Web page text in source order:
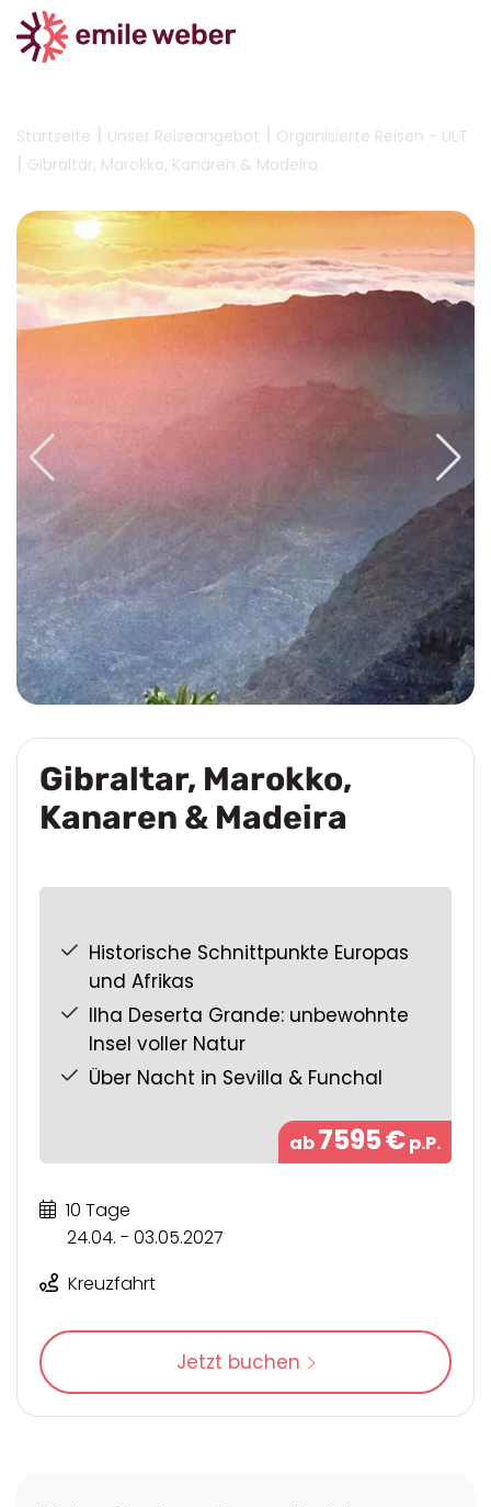
Startseite | Unser Reiseangebot | Organisierte Reisen - ULT
| Gibraltar, Marokko, Kanaren & Madeira
Gibraltar, Marokko,
Kanaren & Madeira
Historische Schnittpunkte Europas
und Afrikas
Ilha Deserta Grande: unbewohnte
Insel voller Natur
Über Nacht in Sevilla & Funchal
ab7595€p.P.
10 Tage
24.04. - 03.05.2027
Kreuzfahrt
Jetzt buchen